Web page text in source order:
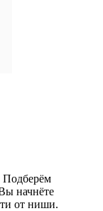
Подберём
начнёте
от ниши.